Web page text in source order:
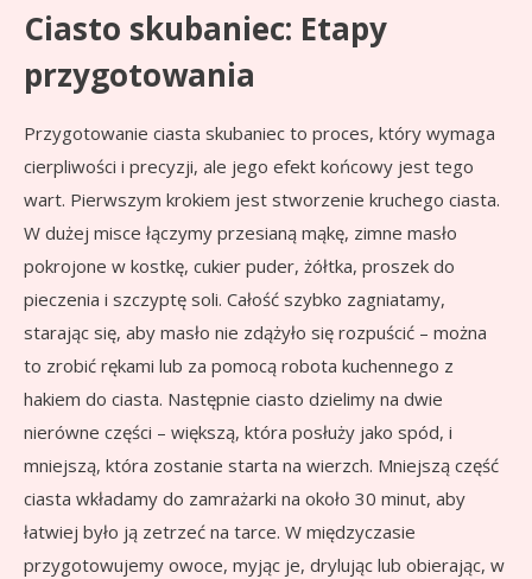
Ciasto skubaniec: Etapy
przygotowania
Przygotowanie ciasta skubaniec to proces, który wymaga
cierpliwości i precyzji, ale jego efekt końcowy jest tego
wart. Pierwszym krokiem jest stworzenie kruchego ciasta.
W dużej misce łączymy przesianą mąkę, zimne masło
pokrojone w kostkę, cukier puder, żółtka, proszek do
pieczenia i szczyptę soli. Całość szybko zagniatamy,
starając się, aby masło nie zdążyło się rozpuścić – można
to zrobić rękami lub za pomocą robota kuchennego z
hakiem do ciasta. Następnie ciasto dzielimy na dwie
nierówne części – większą, która posłuży jako spód, i
mniejszą, która zostanie starta na wierzch. Mniejszą część
ciasta wkładamy do zamrażarki na około 30 minut, aby
łatwiej było ją zetrzeć na tarce. W międzyczasie
przygotowujemy owoce, myjąc je, drylując lub obierając, w